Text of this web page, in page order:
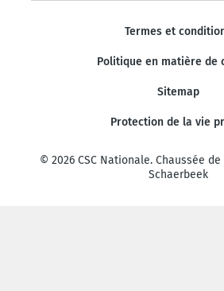
Termes et
Politique en matière de
Sitemap
Protection de la vie
© 2026 CSC Nationale. Chaussée de
Schaerbeek